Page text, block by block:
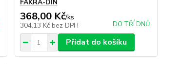
FAKRA-DIN
368,00 Kč/ks
304,13 Kč bez DPH DO TŘÍ DNŮ
Přidat do košíku